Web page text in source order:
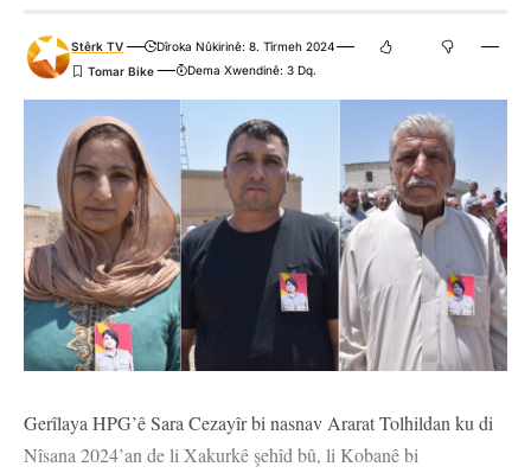
Stêrk TV
Dîroka Nûkirinê: 8. Tîrmeh 2024
Dema Xwendinê: 3 Dq.
Gerîlaya HPG’ê Sara Cezayîr bi nasnav Ararat Tolhildan ku di
Nîsana 2024’an de li Xakurkê şehîd bû, li Kobanê bi